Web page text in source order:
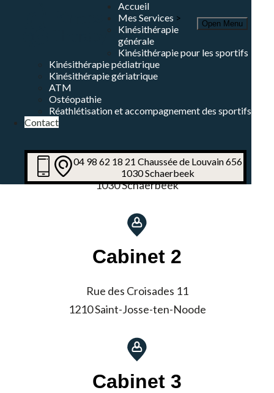
Open Menu
Accueil
Mes Services
Kinésithérapie
générale
Kinésithérapie pour les sportifs
Kinésithérapie pédiatrique
Kinésithérapie gériatrique
ATM
Ostéopathie
Réathlétisation et accompagnement des sportifs
Contact
04 98 62 18 21 Chaussée de Louvain 656
1030 Schaerbeek
Chaussée de Louvain 656
1030 Schaerbeek
Cabinet 2
Rue des Croisades 11
1210 Saint-Josse-ten-Noode
Cabinet 3